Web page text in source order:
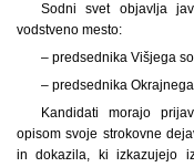
Sodni svet objavlja
vodstveno mesto:
– predsednika Višjega
– predsednika
Kandidati morajo
opisom svoje strokovne
in dokazila, ki izkazujejo